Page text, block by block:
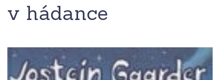
v hádance